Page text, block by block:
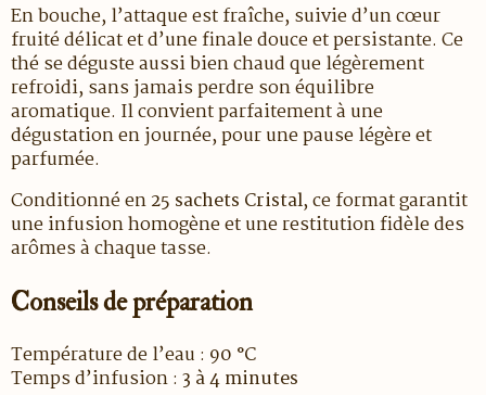
En bouche, l’attaque est fraîche, suivie d’un cœur
fruité délicat et d’une finale douce et persistante. Ce
thé se déguste aussi bien chaud que légèrement
refroidi, sans jamais perdre son équilibre
aromatique. Il convient parfaitement à une
dégustation en journée, pour une pause légère et
parfumée.
Conditionné en25 sachets Cristal, ce format garantit
une infusion homogène et une restitution fidèle des
arômes à chaque tasse.
Conseils de préparation
Température de l’eau : 90 °C
Temps d’infusion : 3 à 4 minutes